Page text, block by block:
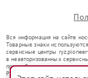
Вся информация на сайте
Товарные знаки
сервисные центры
в неавторизованных
правообладателями
Ремонт осуществляется для